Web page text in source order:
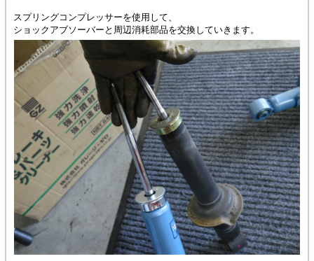
スプリングコンプレッサーを使用して、
ショックアブソーバーと周辺消耗部品を交換していきます。